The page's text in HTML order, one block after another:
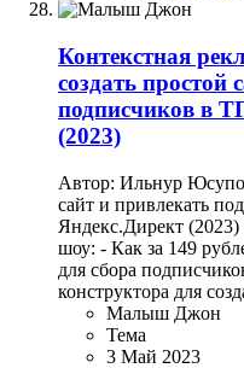
Контекстная
создать простой
подписчиков в
(2023)
Автор: Ильнур
сайт и привлекать
Яндекс.Директ
шоу: - Как за 149
для сбора
конструктора для
Малыш Джон
Тема
3 Май 2023